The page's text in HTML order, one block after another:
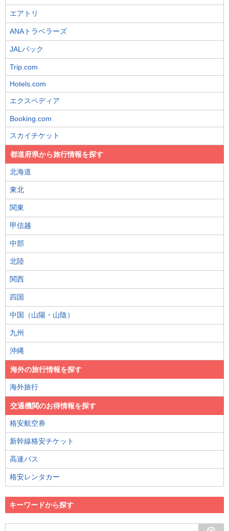
エアトリ
ANAトラベラーズ
JALパック
Trip.com
Hotels.com
エクスペディア
Booking.com
スカイチケット
都道府県から旅行情報を探す
北海道
東北
関東
甲信越
中部
北陸
関西
四国
中国（山陽・山陰）
九州
沖縄
海外の旅行情報を探す
海外旅行
交通機関のお得情報を探す
格安航空券
新幹線格安チケット
高速バス
格安レンタカー
キーワードから探す